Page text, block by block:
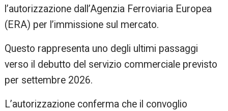
l’autorizzazione dall’Agenzia Ferroviaria Europea
(ERA) per l’immissione sul mercato.
Questo rappresenta uno degli ultimi passaggi
verso il debutto del servizio commerciale previsto
per settembre 2026.
L’autorizzazione conferma che il convoglio